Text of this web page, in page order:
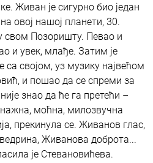
Живан је сигурно био један
овој нашој планети, 30.
свом Позоришту. Певао и
и увек, млађе. Затим је
својом, уз музику највећом
и пошао да се спреми за
знао да ће га претећи –
моћна, милозвучна
прекинула се. Живанов глас,
Живанова доброта...
је Стевановићева.